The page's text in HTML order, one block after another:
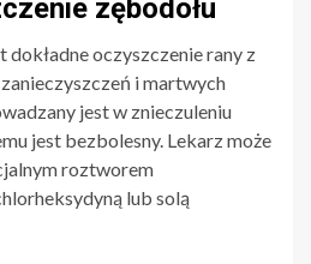
zębodołu
oczyszczenie rany z
i martwych
jest w znieczuleniu
jest bezbolesny. Lekarz może
roztworem
lub solą